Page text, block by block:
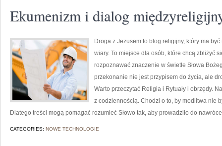
Ekumenizm i dialog
Droga z Jezusem to blog religijny, który ma
wiary. To miejsce dla osób, które chcą zbliżyć
rozpoznawać znaczenie w świetle Słowa
przekonanie nie jest przypisem do życia, ale
Warto przeczytać Religia i Rytuały i obrzędy.
z codziennością. Chodzi o to, by modlitwa nie
Dlatego treści mogą pomagać rozumieć Słowo tak, aby prowadziło do
CATEGORIES: NOWE TECHNOLOGIE